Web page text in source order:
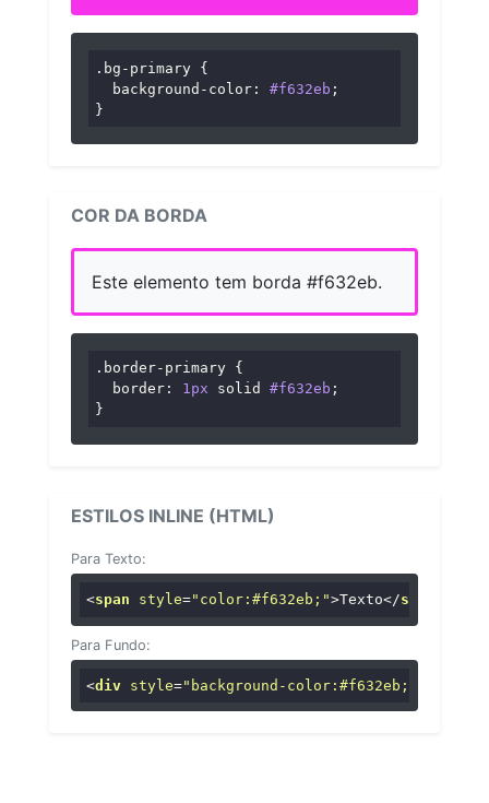
.bg-primary {
background-color : #f632eb ;
}
COR DA BORDA
Este elemento tem borda #f632eb.
.border-primary {
border : 1px solid #f632eb ;
}
ESTILOS INLINE (HTML)
Para Texto:
<span style="color:#f632eb;">Texto</span
Para Fundo:
<div style="background-color:#f632eb;"